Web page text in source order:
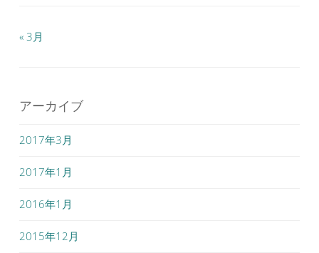
« 3月
アーカイブ
2017年3月
2017年1月
2016年1月
2015年12月